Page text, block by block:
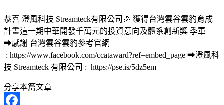
恭喜 澄風科技 Streamteck有限公司🎉 獲得台灣雲谷雲豹育成
計畫這一期中華開發千萬元的投資意向及體系創新獎 季軍
➡感謝 台灣雲谷雲豹參考官網
: https://www.facebook.com/ccataward?ref=embed_page ➡澄風科
技 Streamteck 有限公司 : https://pse.is/5dz5em
分享本篇文章